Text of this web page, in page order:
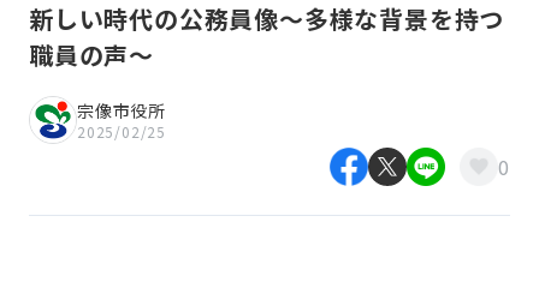
新しい時代の公務員像～多様な背景を持つ
職員の声～
宗像市役所
2025/02/25
0